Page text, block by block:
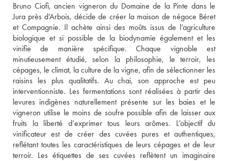
Bruno Ciofi, ancien vigneron du Domaine de la Pinte dans le
Jura près d’Arbois, décide de créer la maison de négoce Béret
et Compagnie. Il achète ainsi des moûts issus de l’agriculture
biologique et si possible de la biodynamie également et les
vinifie de manière spécifique. Chaque vignoble est
minutieusement étudié, selon la philosophie, le terroir, les
cépages, le climat, la culture de la vigne, afin de sélectionner les
raisins les plus qualitatifs. Au chai, son approche est peu
interventionniste. Les fermentations sont réalisées à partir des
levures indigènes naturellement présente sur les baies et le
vigneron utilise le moins de soufre possible afin de laisser aux
fruits la liberté d’exprimer tous leurs arômes. L’objectif du
vinificateur est de créer des cuvées pures et authentiques,
reflétant toutes les caractéristiques de leurs cépages et de leur
terroir. Les étiquettes de ses cuvées reflètent un imaginaire